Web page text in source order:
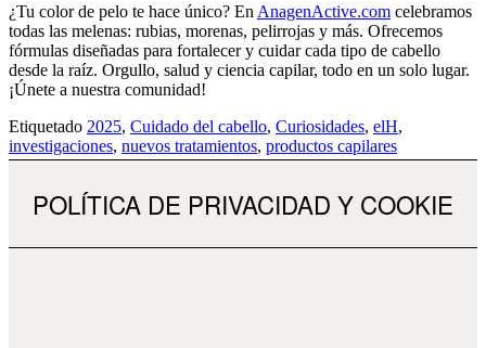
¿Tu color de pelo te hace único? En AnagenActive.com celebramos
todas las melenas: rubias, morenas, pelirrojas y más. Ofrecemos
fórmulas diseñadas para fortalecer y cuidar cada tipo de cabello
desde la raíz. Orgullo, salud y ciencia capilar, todo en un solo lugar.
¡Únete a nuestra comunidad!
Etiquetado 2025, Cuidado del cabello, Curiosidades, elH,
investigaciones, nuevos tratamientos, productos capilares
POLÍTICA DE PRIVACIDAD Y COOKIE